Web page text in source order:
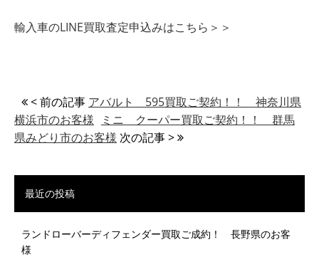
輸入車のLINE買取査定申込みはこちら＞＞
< 前の記事 アバルト 595買取ご契約！！ 神奈川県
横浜市のお客様
ミニ クーパー買取ご契約！！ 群馬
県みどり市のお客様 次の記事 >
最近の投稿
ランドローバーディフェンダー買取ご成約！ 長野県のお客
様